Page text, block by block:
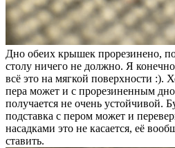
Дно обеих крышек прорезинено,
столу ничего не должно. Я
всё это на мягкой поверхности :).
пера может и с прорезиненным
получается не очень устойчивой.
подставка с пером может и
насадками это не касается, её
ставить.